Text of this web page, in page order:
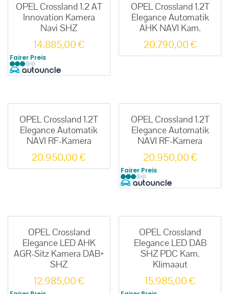
OPEL Crossland 1.2 AT
Innovation Kamera
Navi SHZ
14.885,00€
Fairer Preis
OPEL Crossland 1.2T
Elegance Automatik
AHK NAVI Kam.
20.790,00€
OPEL Crossland 1.2T
Elegance Automatik
NAVI RF-Kamera
20.950,00€
OPEL Crossland 1.2T
Elegance Automatik
NAVI RF-Kamera
20.950,00€
Fairer Preis
OPEL Crossland
Elegance LED AHK
AGR-Sitz Kamera DAB+
SHZ
12.985,00€
OPEL Crossland
Elegance LED DAB
SHZ PDC Kam.
Klimaaut
15.985,00€